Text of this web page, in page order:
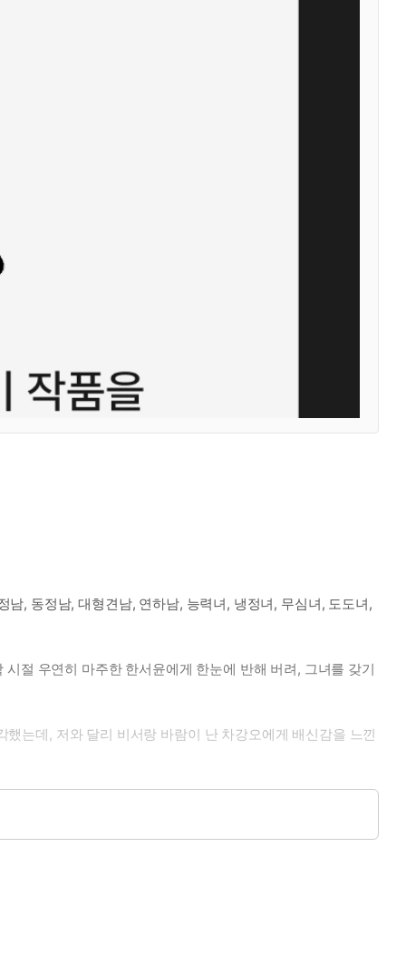
, 동정남, 대형견남, 연하남, 능력녀, 냉정녀, 무심녀, 도도녀,
절 우연히 마주한 한서윤에게 한눈에 반해 버려, 그녀를 갖기
는데, 저와 달리 비서랑 바람이 난 차강오에게 배신감을 느낀